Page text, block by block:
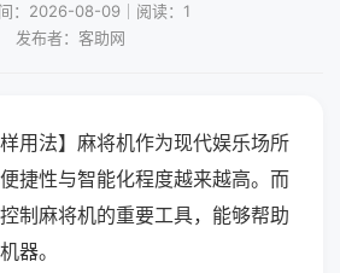
：2026-08-09｜阅读：1
发布者：客助网
样用法】麻将机作为现代娱乐场所
捷性与智能化程度越来越高。而
制麻将机的重要工具，能够帮助
器。